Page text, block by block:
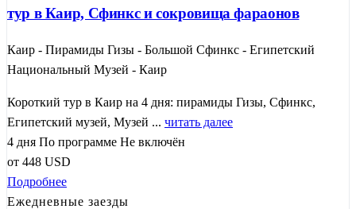
тур в Каир, Сфинкс и сокровища фараонов
Каир - Пирамиды Гизы - Большой Сфинкс - Египетский
Национальный Музей - Каир
Короткий тур в Каир на 4 дня: пирамиды Гизы, Сфинкс,
Египетский музей, Музей ... читать далее
4 дня По программе Не включён
от 448 USD
Подробнее
Ежедневные заезды